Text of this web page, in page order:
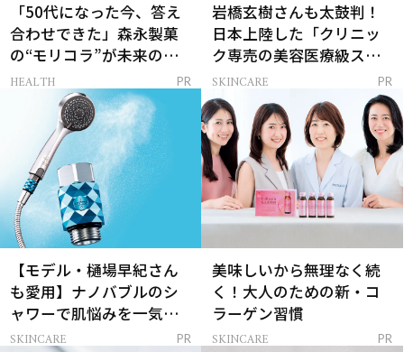
「50代になった今、答え
合わせできた」森永製菓
の“モリコラ”が未来のキ
レイを連れてくる！
HEALTH PR
岩橋玄樹さんも太鼓判！
日本上陸した「クリニッ
ク専売の美容医療級スキ
ンケア」
SKINCARE PR
【モデル・樋場早紀さん
も愛用】ナノバブルのシ
ャワーで肌悩みを一気に
解決
SKINCARE PR
美味しいから無理なく続
く！大人のための新・コ
ラーゲン習慣
SKINCARE PR